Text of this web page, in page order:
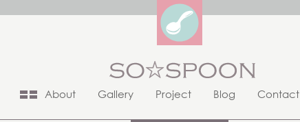
About Gallery Project Blog Contact